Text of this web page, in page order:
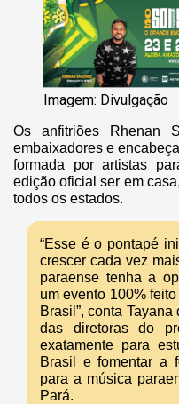
Imagem: Divulgação
Os anfitriões Rhenan
embaixadores e
formada por artistas
edição oficial ser em
todos os estados.
“Esse é o pontapé
crescer cada vez
paraense tenha a
um evento 100%
Brasil”, conta
das diretoras do
exatamente para
Brasil e fomentar a
para a música
Pará.